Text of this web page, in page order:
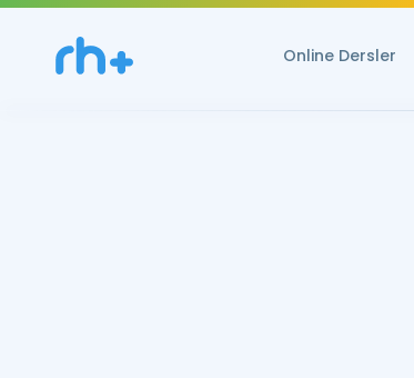
Online Dersler